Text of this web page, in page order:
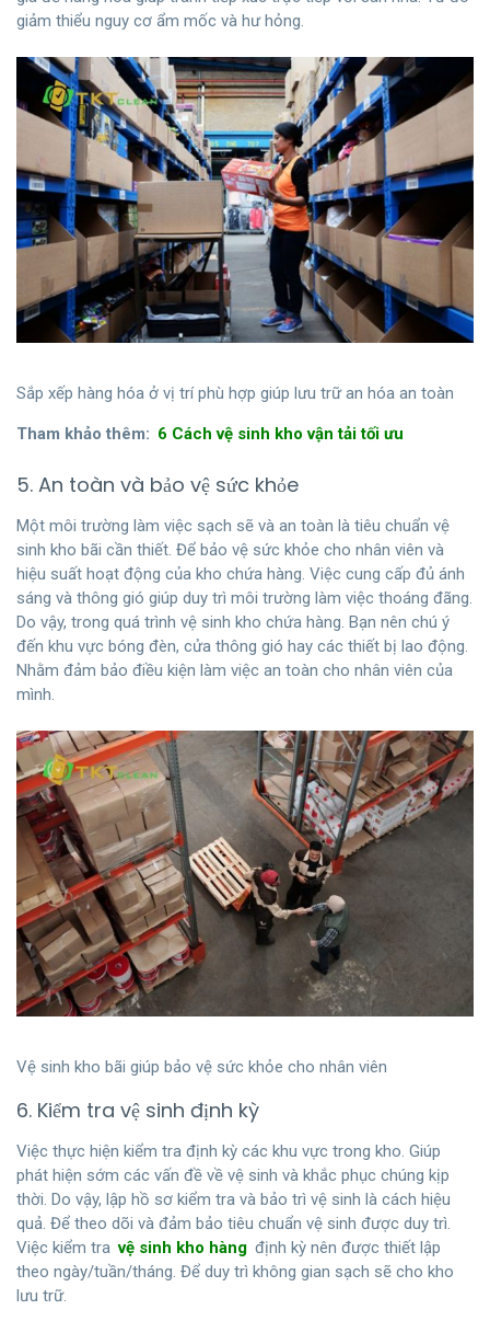
giảm thiểu nguy cơ ẩm mốc và hư hỏng.
Sắp xếp hàng hóa ở vị trí phù hợp giúp lưu trữ an hóa an toàn
Tham khảo thêm: 6 Cách vệ sinh kho vận tải tối ưu
5. An toàn và bảo vệ sức khỏe
Một môi trường làm việc sạch sẽ và an toàn là tiêu chuẩn vệ
sinh kho bãi cần thiết. Để bảo vệ sức khỏe cho nhân viên và
hiệu suất hoạt động của kho chứa hàng. Việc cung cấp đủ ánh
sáng và thông gió giúp duy trì môi trường làm việc thoáng đãng.
Do vậy, trong quá trình vệ sinh kho chứa hàng. Bạn nên chú ý
đến khu vực bóng đèn, cửa thông gió hay các thiết bị lao động.
Nhằm đảm bảo điều kiện làm việc an toàn cho nhân viên của
mình.
Vệ sinh kho bãi giúp bảo vệ sức khỏe cho nhân viên
6. Kiểm tra vệ sinh định kỳ
Việc thực hiện kiểm tra định kỳ các khu vực trong kho. Giúp
phát hiện sớm các vấn đề về vệ sinh và khắc phục chúng kịp
thời. Do vậy, lập hồ sơ kiểm tra và bảo trì vệ sinh là cách hiệu
quả. Để theo dõi và đảm bảo tiêu chuẩn vệ sinh được duy trì.
Việc kiểm tra vệ sinh kho hàng định kỳ nên được thiết lập
theo ngày/tuần/tháng. Để duy trì không gian sạch sẽ cho kho
lưu trữ.